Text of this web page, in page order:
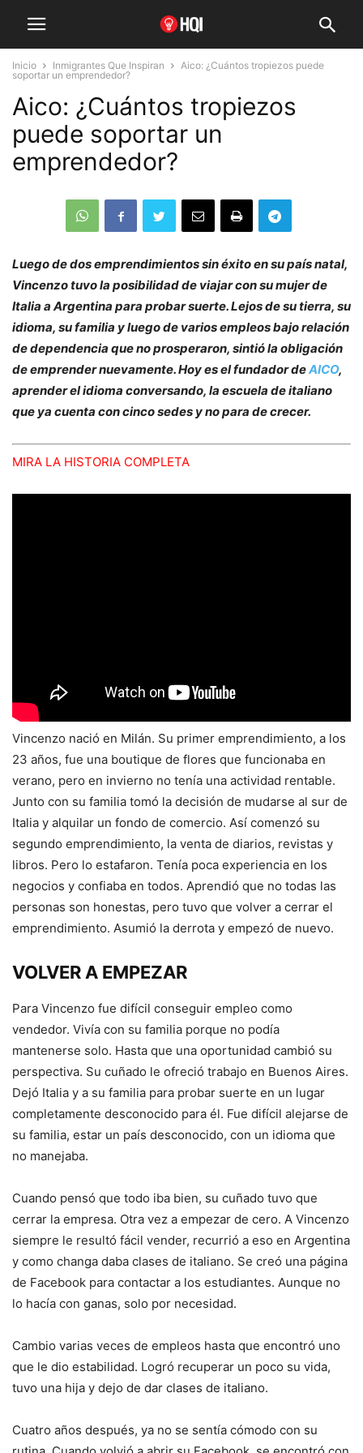
Inicio Inmigrantes Que Inspiran
Aico: ¿Cuántos tropiezos puede
soportar un emprendedor?
Aico: ¿Cuántos tropiezos
puede soportar un
emprendedor?
Luego de dos emprendimientos sin éxito en su país natal,
Vincenzo tuvo la posibilidad de viajar con su mujer de
Italia a Argentina para probar suerte. Lejos de su tierra, su
idioma, su familia y luego de varios empleos bajo relación
de dependencia que no prosperaron, sintió la obligación
de emprender nuevamente. Hoy es el fundador deAICO,
aprender el idioma conversando, la escuela de italiano
que ya cuenta con cinco sedes y no para de crecer.
MIRA LA HISTORIA COMPLETA
Vincenzo nació en Milán. Su primer emprendimiento, a los
23 años, fue una boutique de flores que funcionaba en
verano, pero en invierno no tenía una actividad rentable.
Junto con su familia tomó la decisión de mudarse al sur de
Italia y alquilar un fondo de comercio. Así comenzó su
segundo emprendimiento, la venta de diarios, revistas y
libros. Pero lo estafaron. Tenía poca experiencia en los
negocios y confiaba en todos. Aprendió que no todas las
personas son honestas, pero tuvo que volver a cerrar el
emprendimiento. Asumió la derrota y empezó de nuevo.
VOLVER A EMPEZAR
Para Vincenzo fue difícil conseguir empleo como
vendedor. Vivía con su familia porque no podía
mantenerse solo. Hasta que una oportunidad cambió su
perspectiva. Su cuñado le ofreció trabajo en Buenos Aires.
Dejó Italia y a su familia para probar suerte en un lugar
completamente desconocido para él. Fue difícil alejarse de
su familia, estar un país desconocido, con un idioma que
no manejaba.
Cuando pensó que todo iba bien, su cuñado tuvo que
cerrar la empresa. Otra vez a empezar de cero. A Vincenzo
siempre le resultó fácil vender, recurrió a eso en Argentina
y como changa daba clases de italiano. Se creó una página
de Facebook para contactar a los estudiantes. Aunque no
lo hacía con ganas, solo por necesidad.
Cambio varias veces de empleos hasta que encontró uno
que le dio estabilidad. Logró recuperar un poco su vida,
tuvo una hija y dejo de dar clases de italiano.
Cuatro años después, ya no se sentía cómodo con su